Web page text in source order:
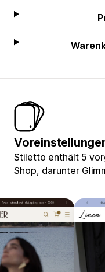
Stiletto enthält 5
Shop, darunter